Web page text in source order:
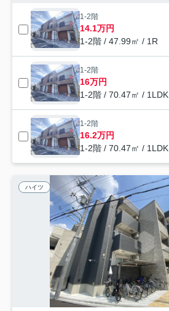
1-2階
14.1万円
1-2階 / 47.99㎡ / 1R
1-2階
16万円
1-2階 / 70.47㎡ / 1LDK
1-2階
16.2万円
1-2階 / 70.47㎡ / 1LDK
ハイツ